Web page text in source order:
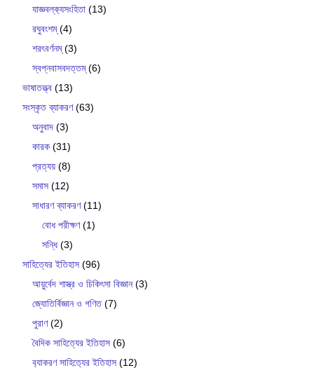
যাজ্ঞবল্ক‍্যসংহিতা (13)
রঘুবংশম্(4)
শরৎবর্ণনম্(3)
স্বপ্নবাসবদত্তম্(6)
ভাষাতত্ত্ব (13)
সংস্কৃত ব্যাকরণ(63)
অনুবাদ (3)
কারক (31)
প্রত্যয় (8)
সমাস (12)
সাধারণ ব্যাকরণ(11)
বোধ পরীক্ষণ(1)
সন্ধি(3)
সাহিত্যের ইতিহাস (96)
আয়ুর্বেদ শাস্ত্র ও চিকিৎসা বিজ্ঞান(3)
জ্যোতির্বিজ্ঞান ও গণিত(7)
পুরাণ(2)
বৈদিক সাহিত্যের ইতিহাস (6)
ব‍্যাকরণ সাহিত‍্যের ইতিহাস (12)